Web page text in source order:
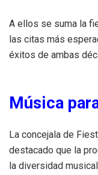
A ellos se suma la
las citas más
éxitos de ambas
Música
La concejala de
destacado que la
la diversidad